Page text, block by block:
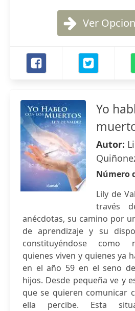
Ver
Yo
Autor:
Número
Lily de
través
anécdotas, su camino por
de aprendizaje y su
constituyéndose como
quienes viven y quienes ya
en el año 59 en el seno
hijos. Desde pequeña ve y
que se quieren comunicar
ella percibe. Esta